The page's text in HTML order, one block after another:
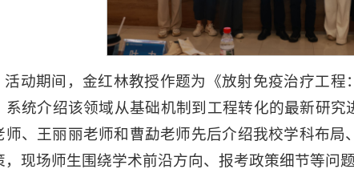
活动期间，金红林教授作题为《放射免疫治疗工
系统介绍该领域从基础机制到工程转化的最新研
师、王丽丽老师和曹勐老师先后介绍我校学科布局
，现场师生围绕学术前沿方向、报考政策细节等问